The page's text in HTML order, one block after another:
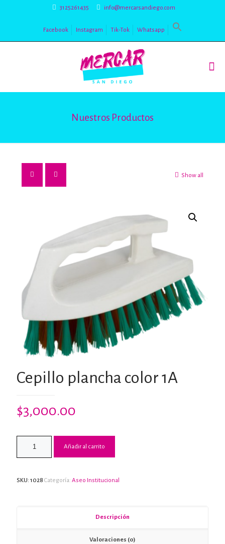
3125261435 info@mercarsandiego.com
Facebook Instagram Tik-Tok Whatsapp
Nuestros Productos
Show all
Cepillo plancha color 1A
$3,000.00
Añadir al carrito
SKU: 1028 Categoría: Aseo Institucional
Descripción
Valoraciones (0)